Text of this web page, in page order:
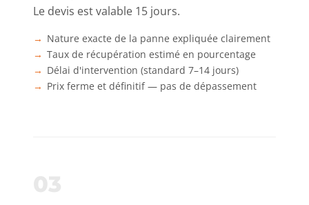
Le devis est valable 15 jours.
Nature exacte de la panne expliquée clairement
Taux de récupération estimé en pourcentage
Délai d'intervention (standard 7–14 jours)
Prix ferme et définitif — pas de dépassement